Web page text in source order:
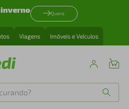
inverno Quero
Viagens Imóveis e Veículos